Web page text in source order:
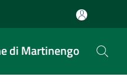
di Martinengo